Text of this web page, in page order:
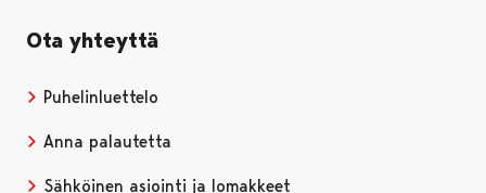
Ota yhteyttä
Puhelinluettelo
Anna palautetta
Sähköinen asiointi ja lomakkeet